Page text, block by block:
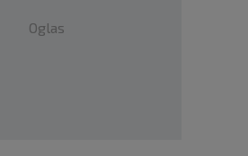
Oglas